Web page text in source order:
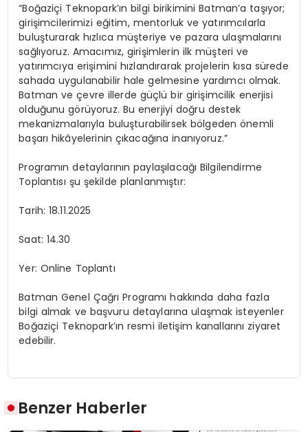
“Boğaziçi Teknopark’ın bilgi birikimini Batman’a taşıyor;
girişimcilerimizi eğitim, mentorluk ve yatırımcılarla
buluşturarak hızlıca müşteriye ve pazara ulaşmalarını
sağlıyoruz. Amacımız, girişimlerin ilk müşteri ve
yatırımcıya erişimini hızlandırarak projelerin kısa sürede
sahada uygulanabilir hale gelmesine yardımcı olmak.
Batman ve çevre illerde güçlü bir girişimcilik enerjisi
olduğunu görüyoruz. Bu enerjiyi doğru destek
mekanizmalarıyla buluşturabilirsek bölgeden önemli
başarı hikâyelerinin çıkacağına inanıyoruz.”
Programın detaylarının paylaşılacağı Bilgilendirme
Toplantısı şu şekilde planlanmıştır:
Tarih: 18.11.2025
Saat: 14.30
Yer: Online Toplantı
Batman Genel Çağrı Programı hakkında daha fazla
bilgi almak ve başvuru detaylarına ulaşmak isteyenler
Boğaziçi Teknopark’ın resmi iletişim kanallarını ziyaret
edebilir.
Benzer Haberler